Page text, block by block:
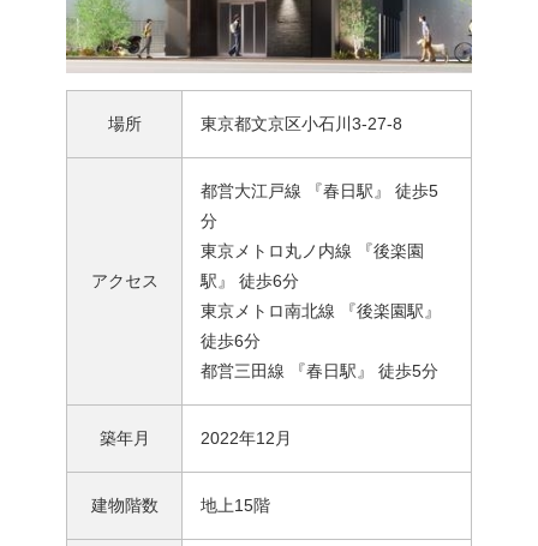
場所 東京都文京区小石川3-27-8
アクセス
都営大江戸線 『春日駅』 徒歩5
分
東京メトロ丸ノ内線 『後楽園
駅』 徒歩6分
東京メトロ南北線 『後楽園駅』
徒歩6分
都営三田線 『春日駅』 徒歩5分
築年月 2022年12月
建物階数 地上15階